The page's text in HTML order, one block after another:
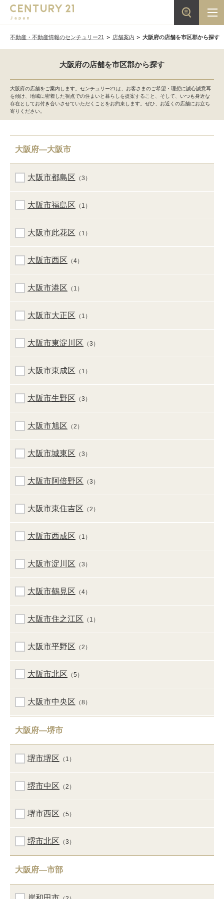
不動産・不動産情報のセンチュリー21 店舗案内 大阪府の店舗を市区郡から探す
大阪府の店舗を市区郡から探す
大阪府の店舗をご案内します。センチュリー21は、お客さまのご希望・理想に誠心誠意耳
を傾け、地域に密着した視点での住まいと暮らしを提案すること、そして、いつも身近な
存在としてお付き合いさせていただくことをお約束します。ぜひ、お近くの店舗にお立ち
寄りください。
大阪府―大阪市
大阪市都島区 （3）
大阪市福島区 （1）
大阪市此花区 （1）
大阪市西区 （4）
大阪市港区 （1）
大阪市大正区 （1）
大阪市東淀川区 （3）
大阪市東成区 （1）
大阪市生野区 （3）
大阪市旭区 （2）
大阪市城東区 （3）
大阪市阿倍野区 （3）
大阪市東住吉区 （2）
大阪市西成区 （1）
大阪市淀川区 （3）
大阪市鶴見区 （4）
大阪市住之江区 （1）
大阪市平野区 （2）
大阪市北区 （5）
大阪市中央区 （8）
大阪府―堺市
堺市堺区 （1）
堺市中区 （2）
堺市西区 （5）
堺市北区 （3）
大阪府―市部